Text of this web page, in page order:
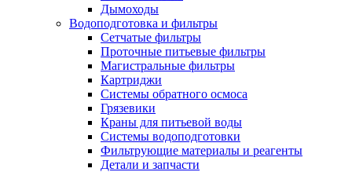
Дымоходы
Водоподготовка и фильтры
Сетчатые фильтры
Проточные питьевые фильтры
Магистральные фильтры
Картриджи
Системы обратного осмоса
Грязевики
Краны для питьевой воды
Системы водоподготовки
Фильтрующие материалы и реагенты
Детали и запчасти